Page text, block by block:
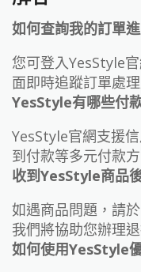
如何查詢我的訂單
您可登入YesStyle
面即時追蹤訂單處
YesStyle有哪些付
YesStyle官網支援
到付款等多元付款
收到YesStyle商品
如遇商品問題，請
我們將協助您辦理
如何使用YesStyle